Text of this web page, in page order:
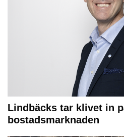
Lindbäcks tar klivet in
bostadsmarknaden